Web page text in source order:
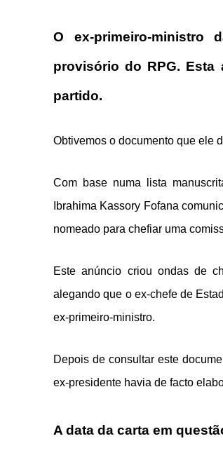
O ex-primeiro-ministro
provisório do RPG. Esta
partido.
Obtivemos o documento que ele
Com base numa lista
Ibrahima Kassory Fofana
nomeado para chefiar uma
Este anúncio criou ondas de
alegando que o ex-chefe de
ex-primeiro-ministro.
Depois de consultar este
ex-presidente havia de facto
A data da carta em